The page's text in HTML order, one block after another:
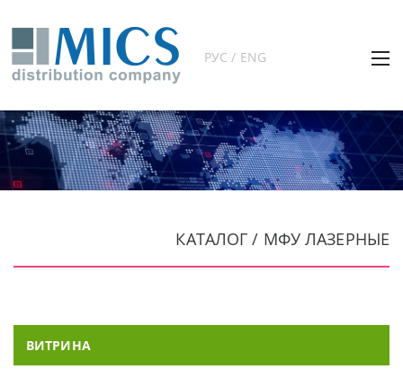
РУС / ENG
КАТАЛОГ / МФУ ЛАЗЕРНЫЕ
ВИТРИНА